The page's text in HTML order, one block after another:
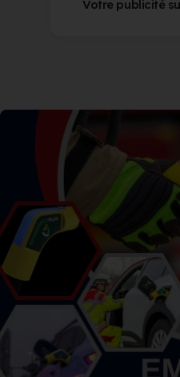
Votre publicité